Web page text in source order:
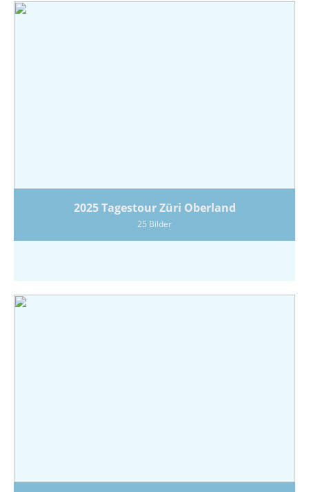
2025 Tagestour Züri Oberland
25 Bilder